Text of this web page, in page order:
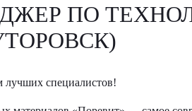
ПО
специалистов!